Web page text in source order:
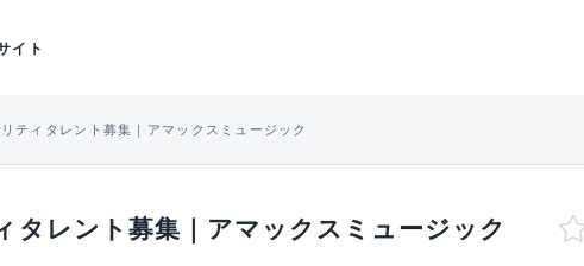
イト
ティタレント募集｜アマックスミュージック
タレント募集｜アマックスミュージック